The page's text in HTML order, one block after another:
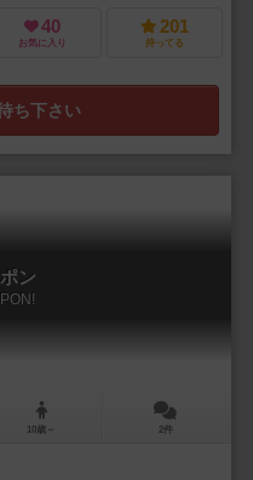
40
お気に入り
201
持ってる
ち下さい
ン
10歳～ 2件